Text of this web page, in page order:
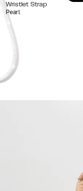
Wristlet Strap
Pearl